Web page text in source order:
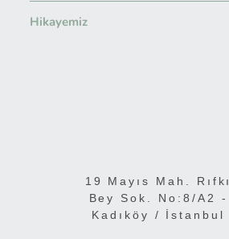
Hikayemiz
19 Mayıs Mah. Rıfkı
Bey Sok. No:8/A2 -
Kadıköy / İstanbul